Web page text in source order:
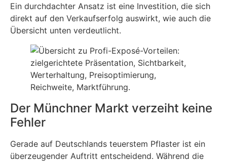
Ein durchdachter Ansatz ist eine Investition, die sich
direkt auf den Verkaufserfolg auswirkt, wie auch die
Übersicht unten verdeutlicht.
Der Münchner Markt verzeiht keine
Fehler
Gerade auf Deutschlands teuerstem Pflaster ist ein
überzeugender Auftritt entscheidend. Während die